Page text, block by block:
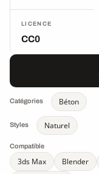
LICENCE
CC0
Catégories Béton
Styles Naturel
Compatible
3ds Max Blender